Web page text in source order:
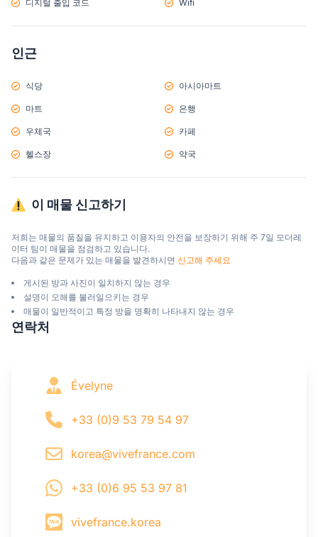
디지털 출입 코드 Wifi
인근
식당 아시아마트
마트 은행
우체국 카페
헬스장 약국
이 매물 신고하기
저희는 매물의 품질을 유지하고 이용자의 안전을 보장하기 위해 주 7일 모더레
이터 팀이 매물을 점검하고 있습니다.
다음과 같은 문제가 있는 매물을 발견하시면 신고해 주세요
게시된 방과 사진이 일치하지 않는 경우
설명이 오해를 불러일으키는 경우
매물이 일반적이고 특정 방을 명확히 나타내지 않는 경우
연락처
Évelyne
+33 (0)9 53 79 54 97
korea@vivefrance.com
+33 (0)6 95 53 97 81
vivefrance.korea